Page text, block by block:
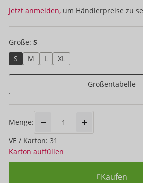
Jetzt anmelden, um Händlerpreise zu
Größe: S
S
M L XL
Größentabelle
Menge:
VE / Karton: 31
Karton auffüllen
Kaufen